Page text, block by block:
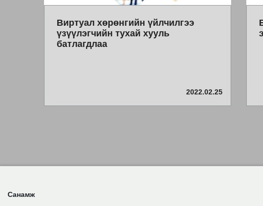
Виртуал хөрөнгийн үйлчилгээ
үзүүлэгчийн тухай хууль
батлагдлаа
2022.02.25
Санамж